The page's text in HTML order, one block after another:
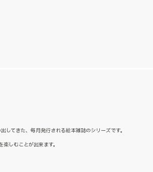
てきた、毎月発行される絵本雑誌のシリーズです。
しむことが出来ます。